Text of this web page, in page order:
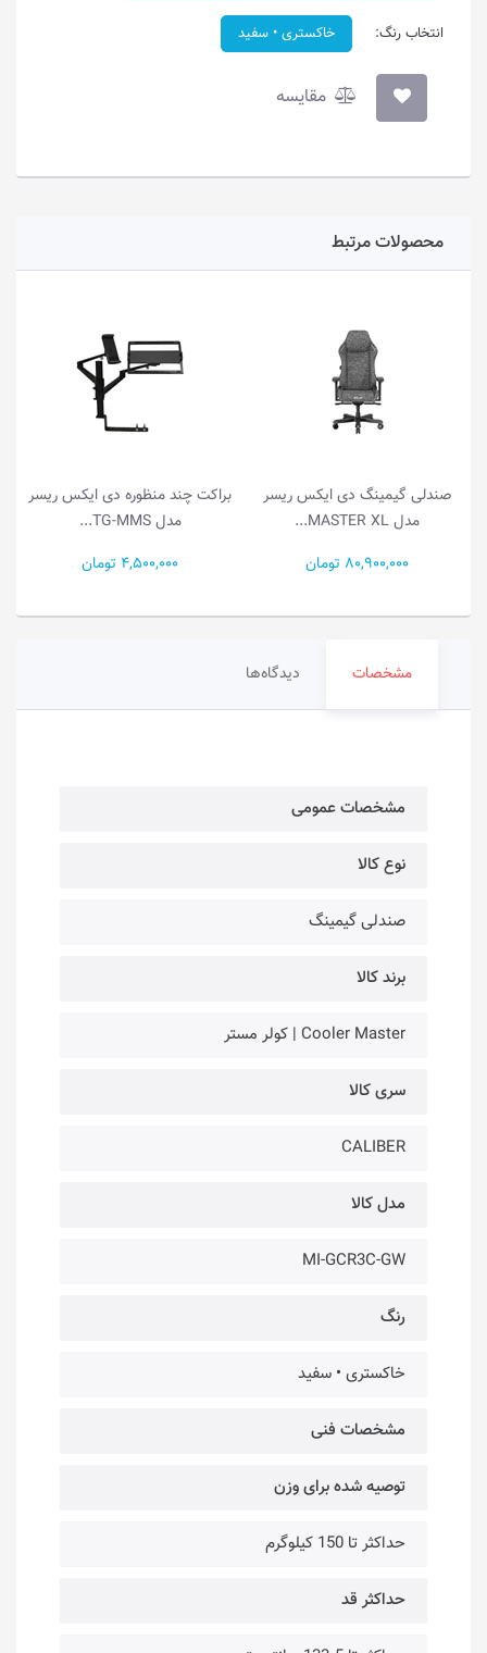
انتخاب رنگ: خاکستری • سفید
مقایسه
محصولات مرتبط
صندلی گیمینگ دی ایکس ریسر
مدل MASTER XL...
80,900,000 تومان
براکت چند منظوره دی ایکس ریسر
مدل TG-MMS...
4,500,000 تومان
مشخصات دیدگاه‌ها
مشخصات عمومی
نوع کالا
صندلی گیمینگ
برند کالا
Cooler Master | کولر مستر
سری کالا
CALIBER
مدل کالا
MI-GCR3C-GW
رنگ
خاکستری • سفید
مشخصات فنی
توصیه شده برای وزن
حداکثر تا 150 کیلوگرم
حداکثر قد